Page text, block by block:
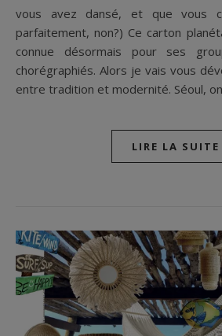
vous avez dansé, et que vous
parfaitement, non?) Ce carton
connue désormais pour ses
chorégraphiés. Alors je vais vous
entre tradition et modernité. Séoul,
LIRE LA SUITE